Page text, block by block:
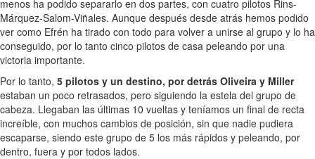
menos ha podido separarlo en dos partes, con cuatro pilotos Rins-
Márquez-Salom-Viñales. Aunque después desde atrás hemos podido
ver como Efrén ha tirado con todo para volver a unirse al grupo y lo ha
conseguido, por lo tanto cinco pilotos de casa peleando por una
victoria importante.
Por lo tanto, 5 pilotos y un destino, por detrás Oliveira y Miller
estaban un poco retrasados, pero siguiendo la estela del grupo de
cabeza. Llegaban las últimas 10 vueltas y teníamos un final de recta
increíble, con muchos cambios de posición, sin que nadie pudiera
escaparse, siendo este grupo de 5 los más rápidos y peleando, por
dentro, fuera y por todos lados.